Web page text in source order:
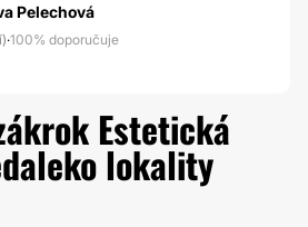
Pelechová
·100% doporučuje
Estetická
lokality